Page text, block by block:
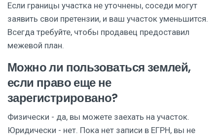
Если границы участка не уточнены, соседи могут
заявить свои претензии, и ваш участок уменьшится.
Всегда требуйте, чтобы продавец предоставил
межевой план.
Можно ли пользоваться землей,
если право еще не
зарегистрировано?
Физически - да, вы можете заехать на участок.
Юридически - нет. Пока нет записи в ЕГРН, вы не